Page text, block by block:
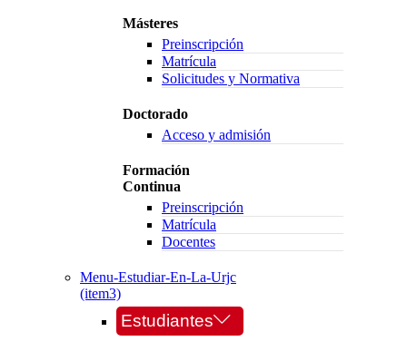
Másteres
Preinscripción
Matrícula
Solicitudes y Normativa
Doctorado
Acceso y admisión
Formación
Continua
Preinscripción
Matrícula
Docentes
Menu-Estudiar-En-La-Urjc
(item3)
Estudiantes